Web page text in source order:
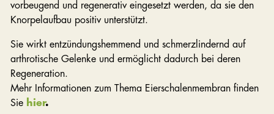
vorbeugend und regenerativ eingesetzt werden, da sie den
Knorpelaufbau positiv unterstützt.
Sie wirkt entzündungshemmend und schmerzlindernd auf
arthrotische Gelenke und ermöglicht dadurch bei deren
Regeneration.
Mehr Informationen zum Thema Eierschalenmembran finden
Sie hier.